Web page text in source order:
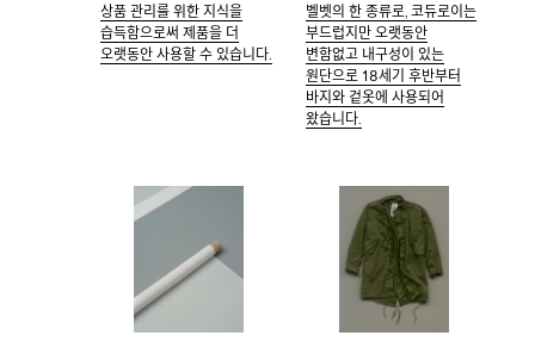
상품 관리를 위한 지식을
습득함으로써 제품을 더
오랫동안 사용할 수 있습니다.
벨벳의 한 종류로, 코듀로이는
부드럽지만 오랫동안
변함없고 내구성이 있는
원단으로 18세기 후반부터
바지와 겉옷에 사용되어
왔습니다.